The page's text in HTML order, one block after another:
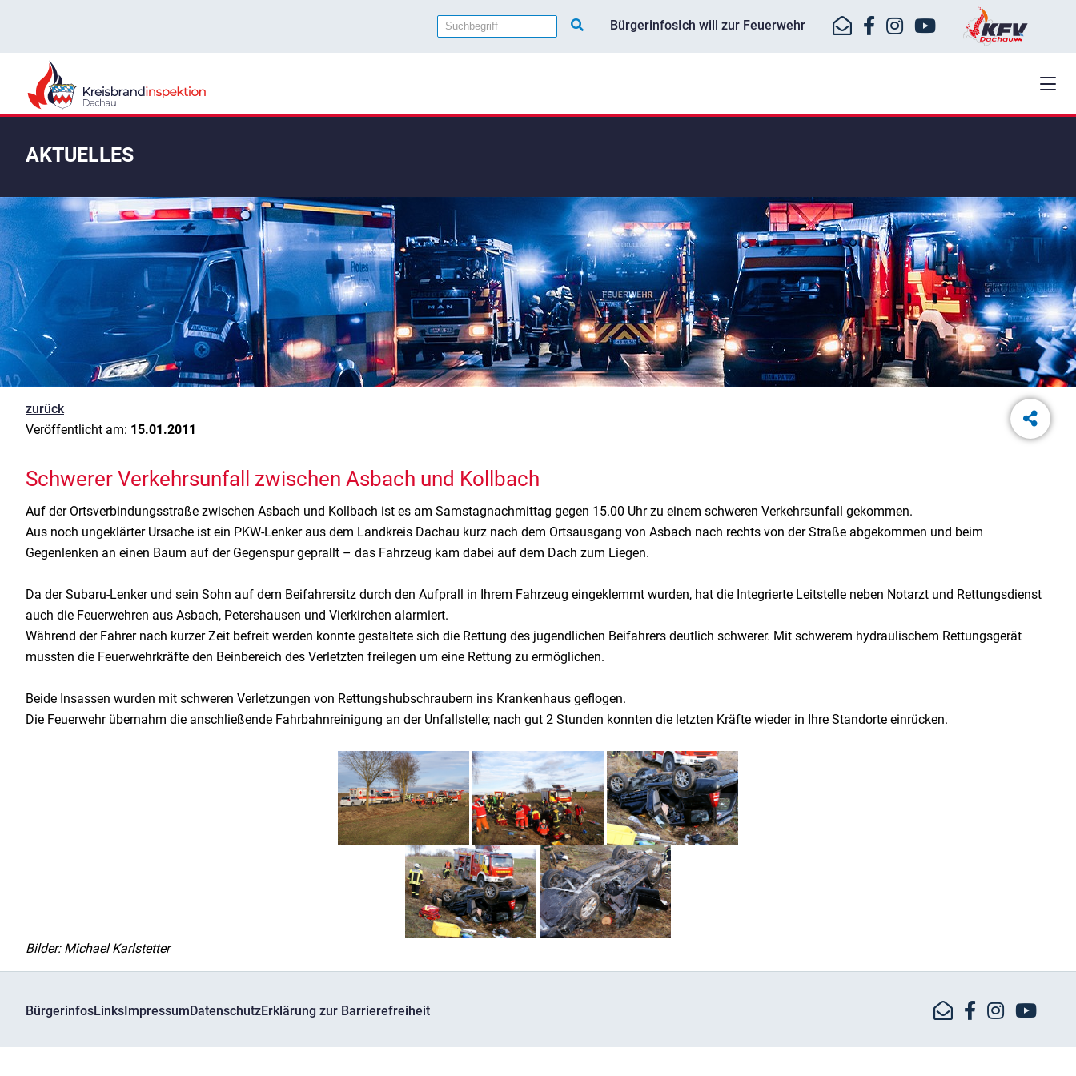
BürgerinfosIch will zur Feuerwehr
AKTUELLES
zurück
Veröffentlicht am: 15.01.2011
Schwerer Verkehrsunfall zwischen Asbach und Kollbach
Auf der Ortsverbindungsstraße zwischen Asbach und Kollbach ist es am Samstagnachmittag gegen 15.00 Uhr zu einem schweren Verkehrsunfall gekommen.
Aus noch ungeklärter Ursache ist ein PKW-Lenker aus dem Landkreis Dachau kurz nach dem Ortsausgang von Asbach nach rechts von der Straße abgekommen und beim
Gegenlenken an einen Baum auf der Gegenspur geprallt – das Fahrzeug kam dabei auf dem Dach zum Liegen.
Da der Subaru-Lenker und sein Sohn auf dem Beifahrersitz durch den Aufprall in Ihrem Fahrzeug eingeklemmt wurden, hat die Integrierte Leitstelle neben Notarzt und Rettungsdienst
auch die Feuerwehren aus Asbach, Petershausen und Vierkirchen alarmiert.
Während der Fahrer nach kurzer Zeit befreit werden konnte gestaltete sich die Rettung des jugendlichen Beifahrers deutlich schwerer. Mit schwerem hydraulischem Rettungsgerät
mussten die Feuerwehrkräfte den Beinbereich des Verletzten freilegen um eine Rettung zu ermöglichen.
Beide Insassen wurden mit schweren Verletzungen von Rettungshubschraubern ins Krankenhaus geflogen.
Die Feuerwehr übernahm die anschließende Fahrbahnreinigung an der Unfallstelle; nach gut 2 Stunden konnten die letzten Kräfte wieder in Ihre Standorte einrücken.
Bilder: Michael Karlstetter
BürgerinfosLinksImpressumDatenschutzErklärung zur Barrierefreiheit